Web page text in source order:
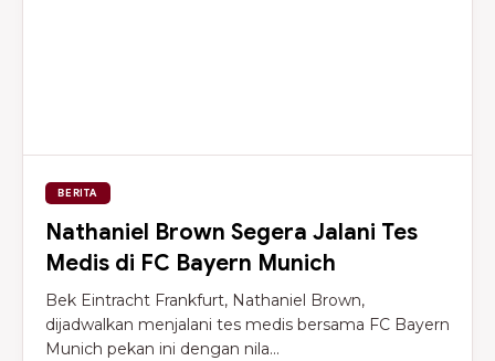
BERITA
Nathaniel Brown Segera Jalani Tes
Medis di FC Bayern Munich
Bek Eintracht Frankfurt, Nathaniel Brown,
dijadwalkan menjalani tes medis bersama FC Bayern
Munich pekan ini dengan nila...